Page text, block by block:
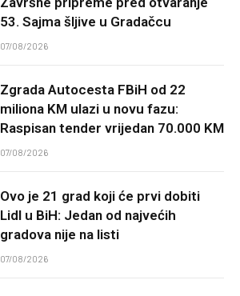
53. Sajma šljive u Gradačcu
07/08/2026
Zgrada Autocesta FBiH od 22
miliona KM ulazi u novu fazu:
Raspisan tender vrijedan 70.000 KM
07/08/2026
Ovo je 21 grad koji će prvi dobiti
Lidl u BiH: Jedan od najvećih
gradova nije na listi
07/08/2026